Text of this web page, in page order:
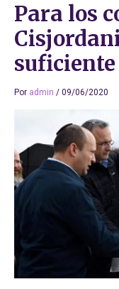
Para los
suficiente
Por admin / 09/06/2020